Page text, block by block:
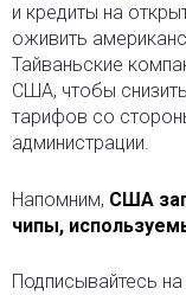
и кредиты на
оживить
Тайваньские
США, чтобы
тарифов со
администрации.
Напомним, США
чипы,
Подписывайтесь